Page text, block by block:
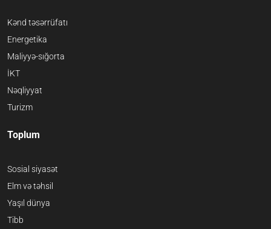
Kənd təsərrüfatı
Energetika
Maliyyə-sığorta
İKT
Nəqliyyat
Turizm
Toplum
Sosial siyasət
Elm və təhsil
Yaşıl dünya
Tibb